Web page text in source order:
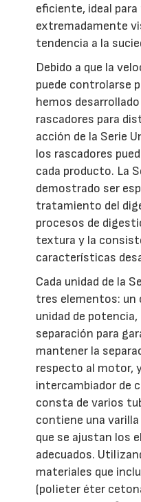
eficiente, ideal
extremadamente
tendencia a la
Debido a que la
puede controlarse
hemos
rascadores para
acción de la Serie
los rascadores
cada producto. La
demostrado ser
tratamiento del
procesos de
textura y la
características
Cada unidad de la
tres elementos: un
unidad de potencia,
separación para
mantener la
respecto al motor,
intercambiador de
consta de varios
contiene una
que se ajustan los
adecuados.
materiales que
(polieter éter